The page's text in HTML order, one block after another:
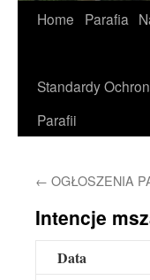
Home Parafia
Standardy
Parafii
← OGŁOSZENIA
Intencje
Data